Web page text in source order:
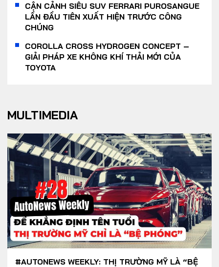
CẬN CẢNH SIÊU SUV FERRARI PUROSANGUE
LẦN ĐẦU TIÊN XUẤT HIỆN TRƯỚC CÔNG
CHÚNG
COROLLA CROSS HYDROGEN CONCEPT –
GIẢI PHÁP XE KHÔNG KHÍ THẢI MỚI CỦA
TOYOTA
MULTIMEDIA
#AUTONEWS WEEKLY: THỊ TRƯỜNG MỸ LÀ “BỆ